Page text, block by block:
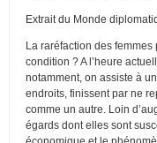
Extrait du Monde
La raréfaction des femmes
condition ? A l’heure
notamment, on assiste à
endroits, finissent par ne
comme un autre. Loin
égards dont elles sont